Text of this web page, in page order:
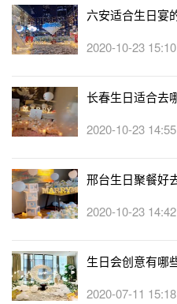
六安适合生日宴
2020-10-23
长春生日适合去
2020-10-23
邢台生日聚餐好
2020-10-23
生日会创意有哪
2020-07-11